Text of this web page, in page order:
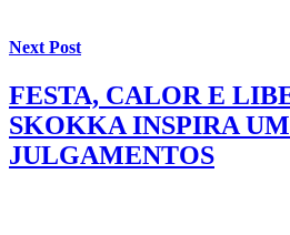
Next Post
FESTA, CALOR E
SKOKKA INSPIRA
JULGAMENTOS